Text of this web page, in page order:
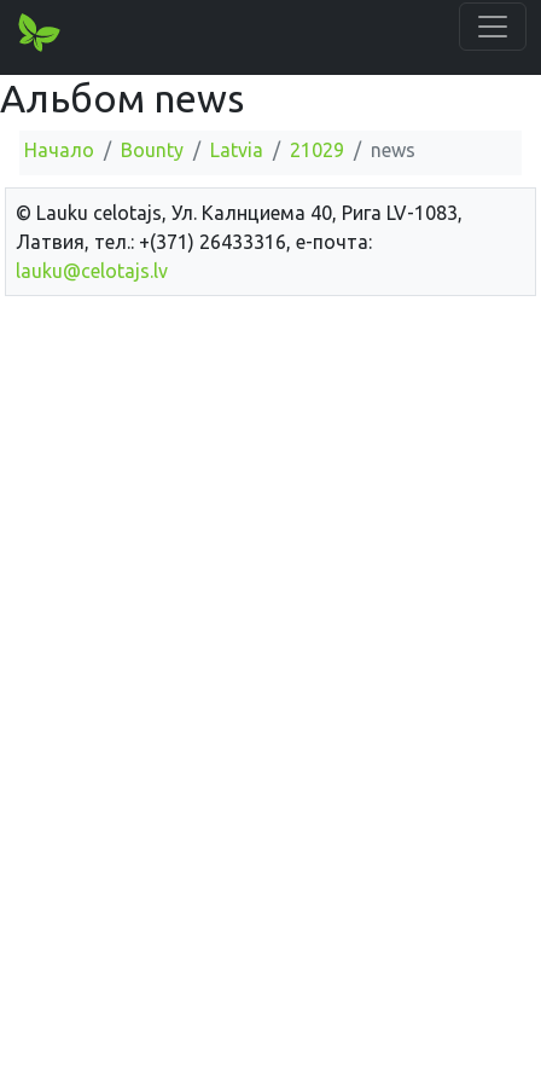
Альбом news
Начало Bounty Latvia 21029 news
© Lauku сelotajs, Ул. Калнциема 40, Рига LV-1083,
Латвия, тел.: +(371) 26433316, е-почта:
lauku@celotajs.lv